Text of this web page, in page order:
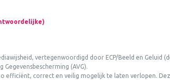
vertegenwoordigd door ECP/Beeld en Geluid
(AVG).
efficiënt, correct en veilig mogelijk te laten verlopen.